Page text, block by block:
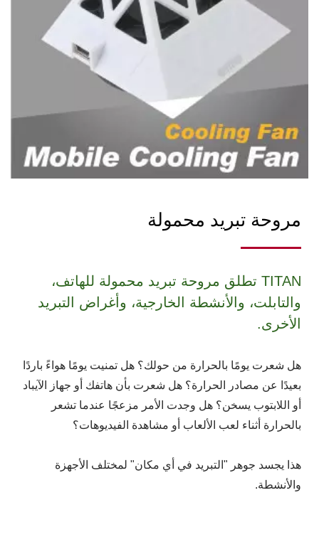
مروحة تبريد محمولة
TITAN تطلق مروحة تبريد محمولة للهاتف،
والتابلت، والأنشطة الخارجية، وأغراض التبريد
الأخرى.
هل شعرت يومًا بالحرارة من حولك؟ هل تمنيت يومًا هواءً باردًا
بعيدًا عن مصادر الحرارة؟ هل شعرت بأن هاتفك أو جهاز الآيباد
أو اللابتوب يسخن؟ هل وجدت الأمر مزعجًا عندما تشعر
بالحرارة أثناء لعب الألعاب أو مشاهدة الفيديوهات؟
هذا يجسد جوهر "التبريد في أي مكان" لمختلف الأجهزة
والأنشطة.